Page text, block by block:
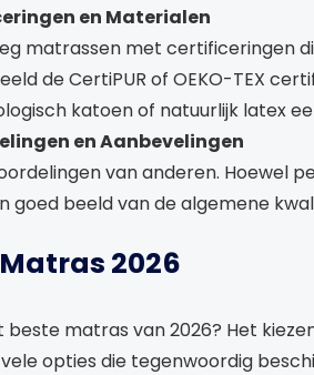
en Materialen
matrassen met certificeringen
de CertiPUR of OEKO-TEX
katoen of natuurlijk latex
en Aanbevelingen
van anderen. Hoewel
goed beeld van de algemene
2026
beste matras van 2026? Het
opties die tegenwoordig